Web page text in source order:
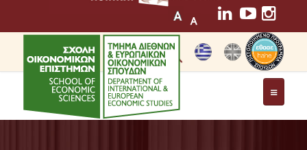
ΤΟ ΤΜΗΜΑ